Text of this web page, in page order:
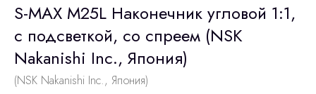
S-MAX M25L Наконечник угловой 1:1,
с подсветкой, со спреем (NSK
Nakanishi Inc., Япония)
(NSK Nakanishi Inc., Япония)